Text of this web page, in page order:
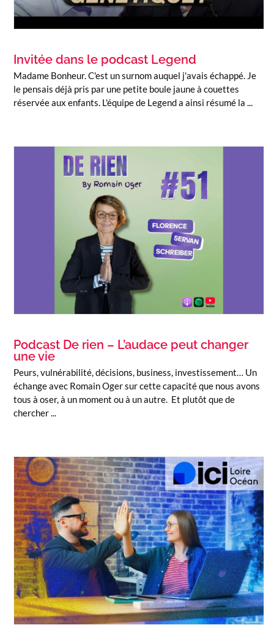
Invitée dans le podcast Legend
Madame Bonheur. C'est un surnom auquel j'avais échappé. Je
le pensais déjà pris par une petite boule jaune à couettes
réservée aux enfants. L'équipe de Legend a ainsi résumé la ...
Podcast De rien – L’audace peut changer
une vie
Peurs, vulnérabilité, décisions, business, investissement… Un
échange avec Romain Oger sur cette capacité que nous avons
tous à oser, à un moment ou à un autre. Et plutôt que de
chercher ...